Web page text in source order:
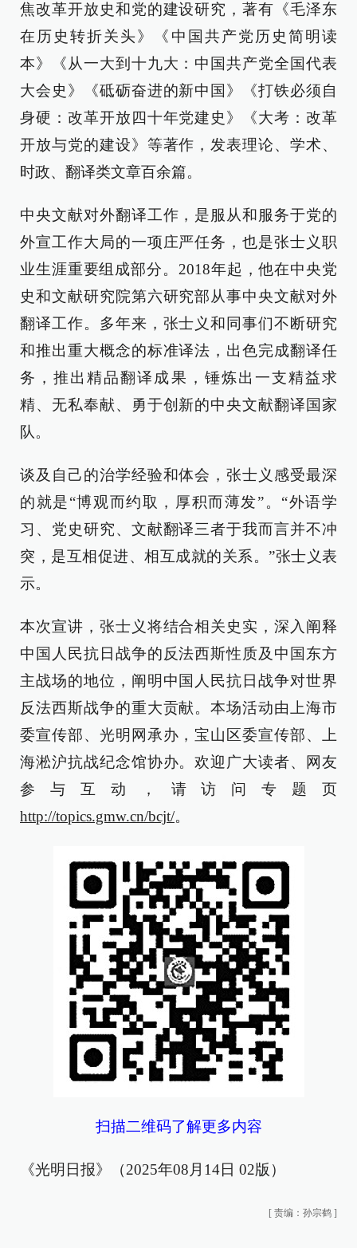
焦改革开放史和党的建设研究，著有《毛泽东
在历史转折关头》《中国共产党历史简明读
本》《从一大到十九大：中国共产党全国代表
大会史》《砥砺奋进的新中国》《打铁必须自
身硬：改革开放四十年党建史》《大考：改革
开放与党的建设》等著作，发表理论、学术、
时政、翻译类文章百余篇。
中央文献对外翻译工作，是服从和服务于党的
外宣工作大局的一项庄严任务，也是张士义职
业生涯重要组成部分。2018年起，他在中央党
史和文献研究院第六研究部从事中央文献对外
翻译工作。多年来，张士义和同事们不断研究
和推出重大概念的标准译法，出色完成翻译任
务，推出精品翻译成果，锤炼出一支精益求
精、无私奉献、勇于创新的中央文献翻译国家
队。
谈及自己的治学经验和体会，张士义感受最深
的就是“博观而约取，厚积而薄发”。“外语学
习、党史研究、文献翻译三者于我而言并不冲
突，是互相促进、相互成就的关系。”张士义表
示。
本次宣讲，张士义将结合相关史实，深入阐释
中国人民抗日战争的反法西斯性质及中国东方
主战场的地位，阐明中国人民抗日战争对世界
反法西斯战争的重大贡献。本场活动由上海市
委宣传部、光明网承办，宝山区委宣传部、上
海淞沪抗战纪念馆协办。欢迎广大读者、网友
参与互动，请访问专题页
http://topics.gmw.cn/bcjt/。
扫描二维码了解更多内容
《光明日报》（2025年08月14日 02版）
[ 责编：孙宗鹤 ]